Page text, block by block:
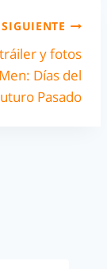
SIGUIENTE
y fotos
Días del
Pasado